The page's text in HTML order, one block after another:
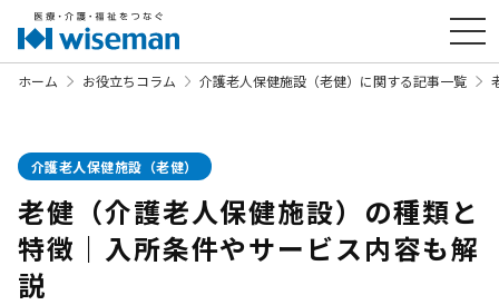
ホーム お役立ちコラム 介護老人保健施設（老健）に関する記事一覧
介護老人保健施設（老健）
老健（介護老人保健施設）の種類と
特徴｜入所条件やサービス内容も解
説